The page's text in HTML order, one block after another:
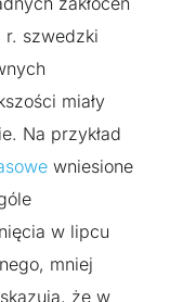
r. szwedzki
miały
Na przykład
wniesione
w lipcu
mniej
że w